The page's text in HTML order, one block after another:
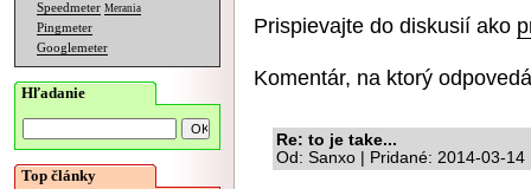
Speedmeter Merania
Pingmeter
Googlemeter
Hľadanie
Top články
Prispievajte do diskusií ako
Komentár, na ktorý
Re: to je take...
Od: Sanxo | Pridané: 2014-03-14